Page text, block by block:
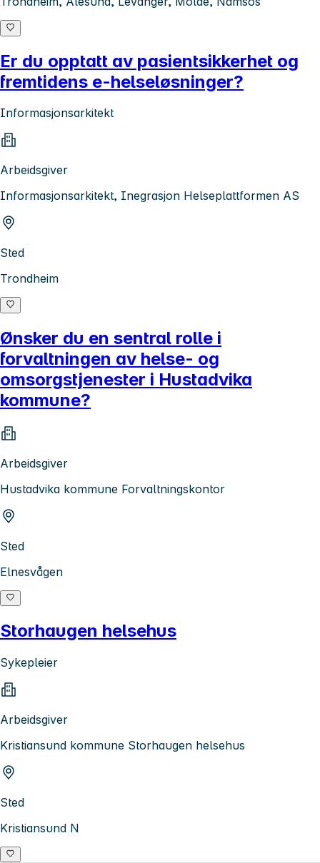
Er du opptatt av pasientsikkerhet og
fremtidens e-helseløsninger?
Informasjonsarkitekt
Arbeidsgiver
Informasjonsarkitekt, Inegrasjon Helseplattformen AS
Sted
Trondheim
Ønsker du en sentral rolle i
forvaltningen av helse- og
omsorgstjenester i Hustadvika
kommune?
Arbeidsgiver
Hustadvika kommune Forvaltningskontor
Sted
Elnesvågen
Storhaugen helsehus
Sykepleier
Arbeidsgiver
Kristiansund kommune Storhaugen helsehus
Sted
Kristiansund N